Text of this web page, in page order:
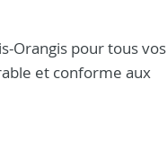
Orangis pour tous vos
et conforme aux